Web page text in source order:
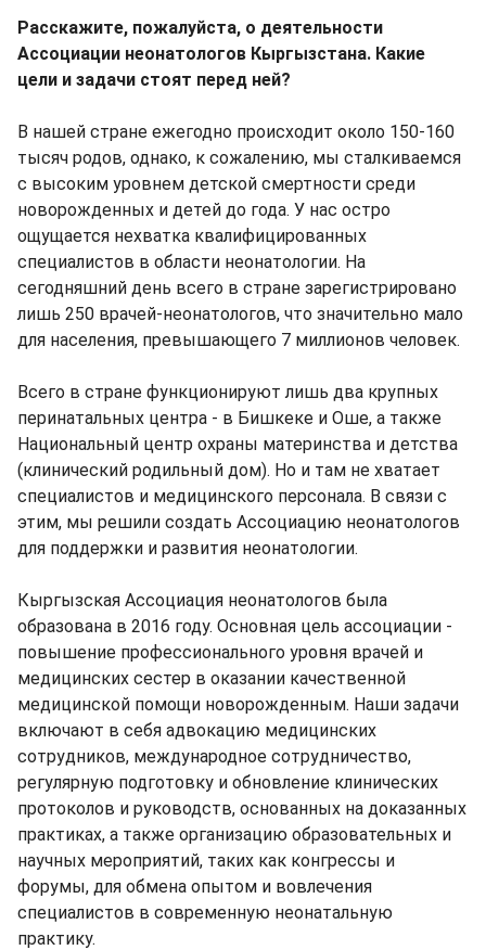
Расскажите, пожалуйста, о деятельности
Ассоциации неонатологов Кыргызстана. Какие
цели и задачи стоят перед ней?
В нашей стране ежегодно происходит около 150-160
тысяч родов, однако, к сожалению, мы сталкиваемся
с высоким уровнем детской смертности среди
новорожденных и детей до года. У нас остро
ощущается нехватка квалифицированных
специалистов в области неонатологии. На
сегодняшний день всего в стране зарегистрировано
лишь 250 врачей-неонатологов, что значительно мало
для населения, превышающего 7 миллионов человек.
Всего в стране функционируют лишь два крупных
перинатальных центра - в Бишкеке и Оше, а также
Национальный центр охраны материнства и детства
(клинический родильный дом). Но и там не хватает
специалистов и медицинского персонала. В связи с
этим, мы решили создать Ассоциацию неонатологов
для поддержки и развития неонатологии.
Кыргызская Ассоциация неонатологов была
образована в 2016 году. Основная цель ассоциации -
повышение профессионального уровня врачей и
медицинских сестер в оказании качественной
медицинской помощи новорожденным. Наши задачи
включают в себя адвокацию медицинских
сотрудников, международное сотрудничество,
регулярную подготовку и обновление клинических
протоколов и руководств, основанных на доказанных
практиках, а также организацию образовательных и
научных мероприятий, таких как конгрессы и
форумы, для обмена опытом и вовлечения
специалистов в современную неонатальную
практику.